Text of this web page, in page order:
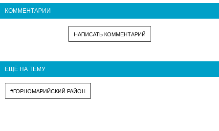
КОММЕНТАРИИ
НАПИСАТЬ КОММЕНТАРИЙ
ЕЩЁ НА ТЕМУ
#ГОРНОМАРИЙСКИЙ РАЙОН